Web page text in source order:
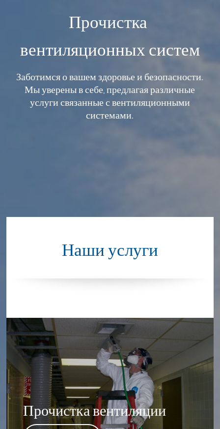
Прочистка
вентиляционных систем
Заботимся о вашем здоровье и безопасности.
Мы уверены в себе, предлагая различные
услуги связанные с вентиляционными
системами.
Наши услуги
Прочистка вентиляции